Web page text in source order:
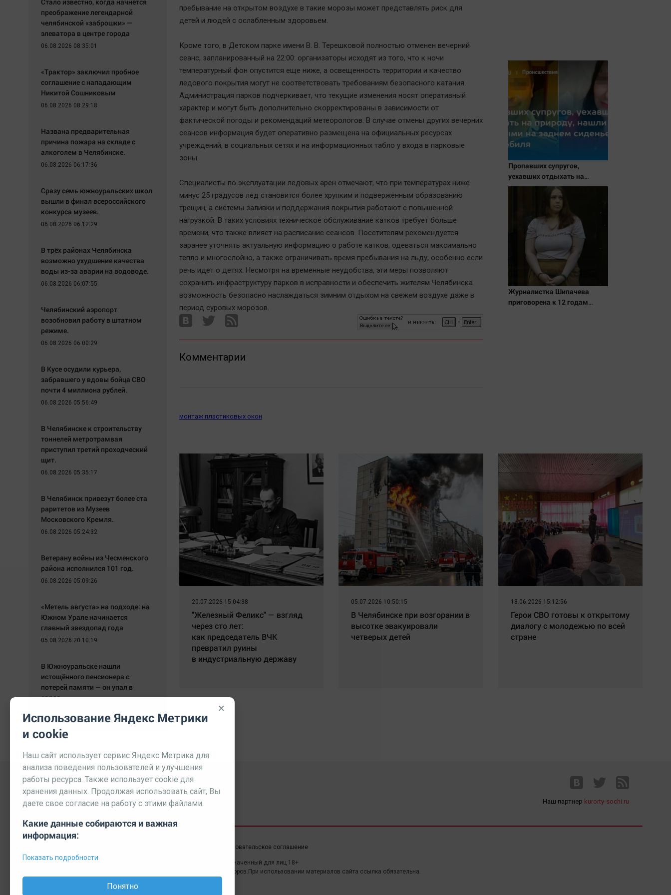
пребывание на открытом воздухе в такие морозы может представлять риск для
детей и людей с ослабленным здоровьем.
Кроме того, в Детском парке имени В. В. Терешковой полностью отменен вечерний
сеанс, запланированный на 22:00: организаторы исходят из того, что к ночи
температурный фон опустится еще ниже, а освещенность территории и качество
ледового покрытия могут не соответствовать требованиям безопасного катания.
Администрация парков подчеркивает, что текущие изменения носят оперативный
характер и могут быть дополнительно скорректированы в зависимости от
фактической погоды и рекомендаций метеорологов. В случае отмены других вечерних
сеансов информация будет оперативно размещена на официальных ресурсах
учреждений, в социальных сетях и на информационных табло у входа в парковые
зоны.
Специалисты по эксплуатации ледовых арен отмечают, что при температурах ниже
минус 25 градусов лед становится более хрупким и подверженным образованию
трещин, а системы заливки и поддержания покрытия работают с повышенной
нагрузкой. В таких условиях техническое обслуживание катков требует больше
времени, что также влияет на расписание сеансов. Посетителям рекомендуется
заранее уточнять актуальную информацию о работе катков, одеваться максимально
тепло и многослойно, а также ограничивать время пребывания на льду, особенно если
речь идет о детях. Несмотря на временные неудобства, эти меры позволяют
сохранить инфраструктуру парков в исправности и обеспечить жителям Челябинска
возможность безопасно наслаждаться зимним отдыхом на свежем воздухе даже в
период суровых морозов.
Комментарии
монтаж пластиковых окон
Пропавших супругов,
уехавших отдыхать на
природу, нашли мертвыми
на заднем сиденье
Журналистка Шипачева
приговорена к 12 годам
20.07.2026 15:04:38
"Железный Феликс" — взгляд
через сто лет:
как председатель ВЧК
превратил руины
в индустриальную державу
05.07.2026 10:50:15
В Челябинске при возгорании в
высотке эвакуировали
четверых детей
18.06.2026 15:12:56
Герои СВО готовы к открытому
диалогу с молодежью по всей
стране
преображение легендарной
челябинской «заброшки» —
элеватора в центре города
06.08.2026 08:35:01
«Трактор» заключил пробное
соглашение с нападающим
Никитой Сошниковым
06.08.2026 08:29:18
Названа предварительная
причина пожара на складе с
алкоголем в Челябинске.
06.08.2026 06:17:36
Сразу семь южноуральских школ
вышли в финал всероссийского
конкурса музеев.
06.08.2026 06:12:29
В трёх районах Челябинска
возможно ухудшение качества
воды из-за аварии на водоводе.
06.08.2026 06:07:55
Челябинский аэропорт
возобновил работу в штатном
режиме.
06.08.2026 06:00:29
В Кусе осудили курьера,
забравшего у вдовы бойца СВО
почти 4 миллиона рублей.
06.08.2026 05:56:49
В Челябинске к строительству
тоннелей метротрамвая
приступил третий проходческий
щит.
06.08.2026 05:35:17
В Челябинск привезут более ста
раритетов из Музеев
Московского Кремля.
06.08.2026 05:24:32
Ветерану войны из Чесменского
района исполнился 101 год.
06.08.2026 05:09:26
«Метель августа» на подходе: на
Южном Урале начинается
главный звездопад года
05.08.2026 20:10:19
В Южноуральске нашли
истощённого пенсионера с
потерей памяти — он упал в
овраг.
Наш партнер kurorty-sochi.ru
Пользовательское соглашение
© 2026 МЕДИАЗАВОД — Сайт может содержать контент, предназначенный для лиц 18+
Мнение редакции может не совпадать с мнением отдельных авторов.При использовании материалов сайта ссылка обязательна.
×
Использование Яндекс Метрики
и cookie
Наш сайт использует сервис Яндекс Метрика для
анализа поведения пользователей и улучшения
работы ресурса. Также использует cookie для
хранения данных. Продолжая использовать сайт, Вы
даете свое согласие на работу с этими файлами.
Какие данные собираются и важная
информация:
Показать подробности
Понятно